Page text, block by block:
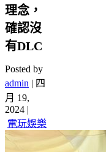
理念，
確認沒
有DLC
Posted by
admin | 四
月 19,
2024 |
電玩娛樂